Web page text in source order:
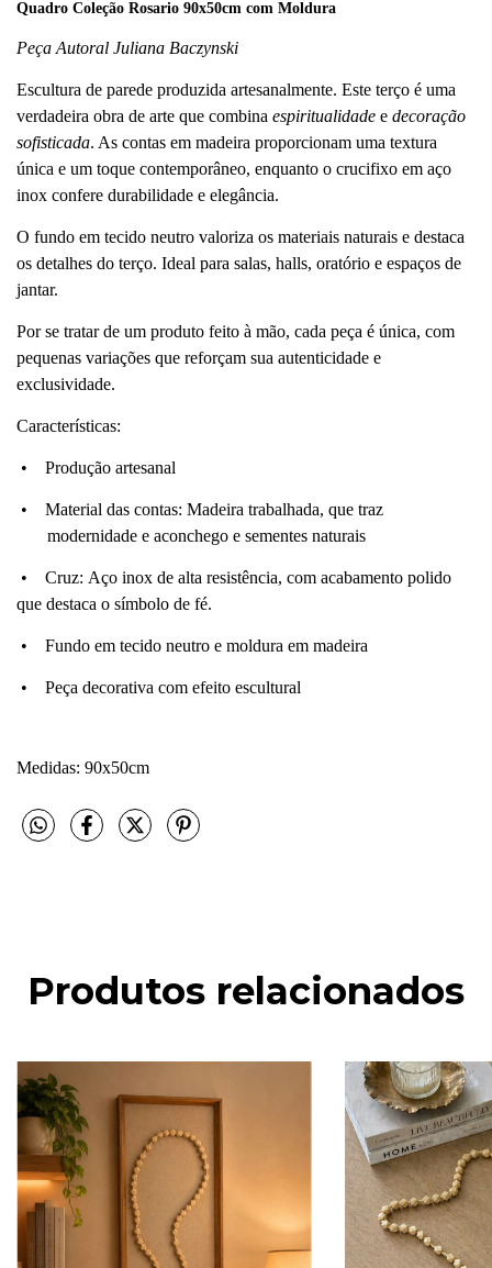
Quadro Coleção Rosario 90x50cm com Moldura
Peça Autoral Juliana Baczynski
Escultura de parede produzida artesanalmente. Este terço é uma
verdadeira obra de arte que combina espiritualidade e decoração
sofisticada. As contas em madeira proporcionam uma textura
única e um toque contemporâneo, enquanto o crucifixo em aço
inox confere durabilidade e elegância.
O fundo em tecido neutro valoriza os materiais naturais e destaca
os detalhes do terço. Ideal para salas, halls, oratório e espaços de
jantar.
Por se tratar de um produto feito à mão, cada peça é única, com
pequenas variações que reforçam sua autenticidade e
exclusividade.
Características:
• Produção artesanal
•
Material das contas: Madeira trabalhada, que traz
modernidade e aconchego e sementes naturais
•
Cruz: Aço inox de alta resistência, com acabamento polido
que destaca o símbolo de fé.
• Fundo em tecido neutro e moldura em madeira
• Peça decorativa com efeito escultural
Medidas: 90x50cm
Produtos relacionados